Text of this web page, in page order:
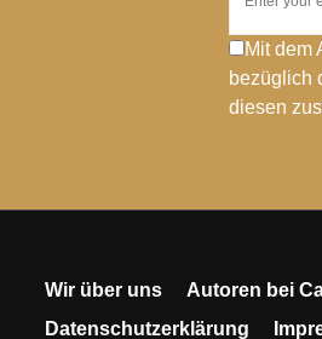
Mit dem
bezüglich
diesen
Wir über uns Autoren bei
Datenschutzerklärung